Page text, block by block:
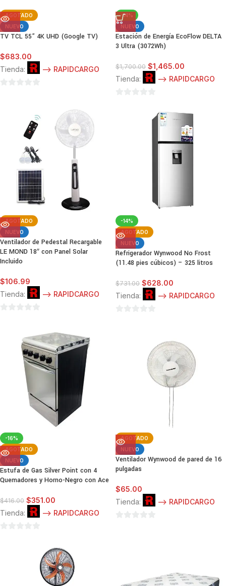
AGOTADO
NUEVO
TV TCL 55” 4K UHD (Google TV)
$683.00
Tienda:
--> RAPIDCARGO
-14%
NUEVO
Estación de Energía EcoFlow DELTA
3 Ultra (3072Wh)
$1,700.00 $1,465.00
Tienda:
--> RAPIDCARGO
AGOTADO
NUEVO
Ventilador de Pedestal Recargable
LE MOND 18″ con Panel Solar
Incluido
$106.99
Tienda:
--> RAPIDCARGO
-14%
AGOTADO
NUEVO
Refrigerador Wynwood No Frost
(11.48 pies cúbicos) – 325 litros
$731.00 $628.00
Tienda:
--> RAPIDCARGO
-16%
AGOTADO
NUEVO
Estufa de Gas Silver Point con 4
Quemadores y Horno-Negro con Ace
$416.00 $351.00
Tienda:
--> RAPIDCARGO
AGOTADO
NUEVO
Ventilador Wynwood de pared de 16
pulgadas
$65.00
Tienda:
--> RAPIDCARGO